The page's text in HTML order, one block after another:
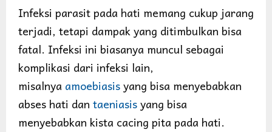
Infeksi parasit pada hati memang cukup jarang
terjadi, tetapi dampak yang ditimbulkan bisa
fatal. Infeksi ini biasanya muncul sebagai
komplikasi dari infeksi lain,
misalnya amoebiasisyang bisa menyebabkan
abses hati dan taeniasisyang bisa
menyebabkan kista cacing pita pada hati.